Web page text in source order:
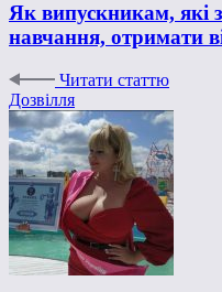
Як випускникам, які
навчання, отримати
Читати статтю
Дозвілля